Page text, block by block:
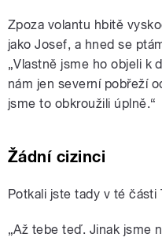
Zpoza volantu hbitě
jako Josef, a hned se
„Vlastně jsme ho objeli k
nám jen severní pobřeží
jsme to obkroužili úplně.“
Žádní cizinci
Potkali jste tady v té
„Až tebe teď. Jinak jsme